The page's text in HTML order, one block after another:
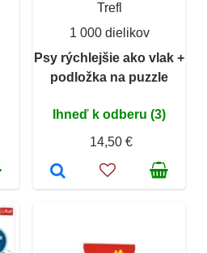
Trefl
1 000 dielikov
Psy rýchlejšie ako vlak +
podložka na puzzle
Ihneď k odberu (3)
14,50 €